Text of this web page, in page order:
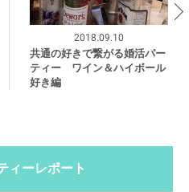
2018.09.10
共通の好きで繋がる婚活パー
ティー ワイン＆ハイボール
好き編
ィーレポート